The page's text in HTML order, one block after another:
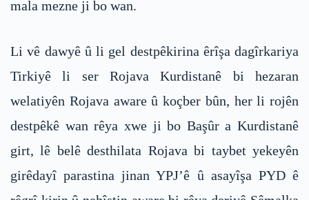
mala mezne ji bo wan.
Li vê dawyê û li gel destpêkirina êrîşa dagîrkariya
Tirkiyê li ser Rojava Kurdistanê bi hezaran
welatiyên Rojava aware û koçber bûn, her li rojên
destpêkê wan rêya xwe ji bo Başûr a Kurdistanê
girt, lê belê desthilata Rojava bi taybet yekeyên
girêdayî parastina jinan YPJ’ê û asayîşa PYD ê